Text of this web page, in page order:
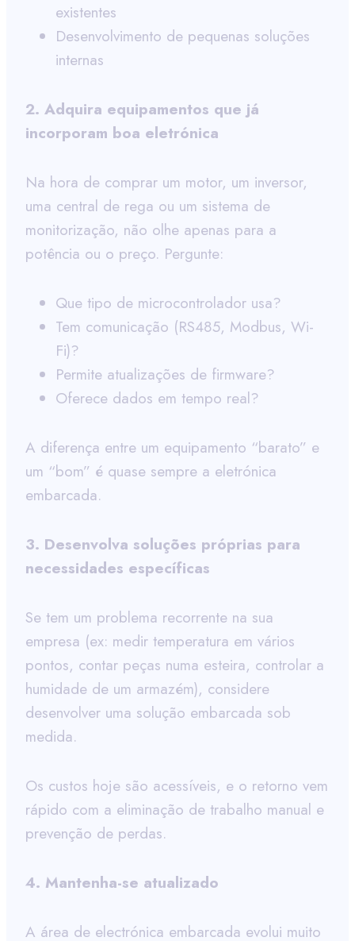
existentes
Desenvolvimento de pequenas soluções
internas
2. Adquira equipamentos que já
incorporam boa eletrónica
Na hora de comprar um motor, um inversor,
uma central de rega ou um sistema de
monitorização, não olhe apenas para a
potência ou o preço. Pergunte:
Que tipo de microcontrolador usa?
Tem comunicação (RS485, Modbus, Wi-
Fi)?
Permite atualizações de firmware?
Oferece dados em tempo real?
A diferença entre um equipamento “barato” e
um “bom” é quase sempre a eletrónica
embarcada.
3. Desenvolva soluções próprias para
necessidades específicas
Se tem um problema recorrente na sua
empresa (ex: medir temperatura em vários
pontos, contar peças numa esteira, controlar a
humidade de um armazém), considere
desenvolver uma solução embarcada sob
medida.
Os custos hoje são acessíveis, e o retorno vem
rápido com a eliminação de trabalho manual e
prevenção de perdas.
4. Mantenha-se atualizado
A área de electrónica embarcada evolui muito